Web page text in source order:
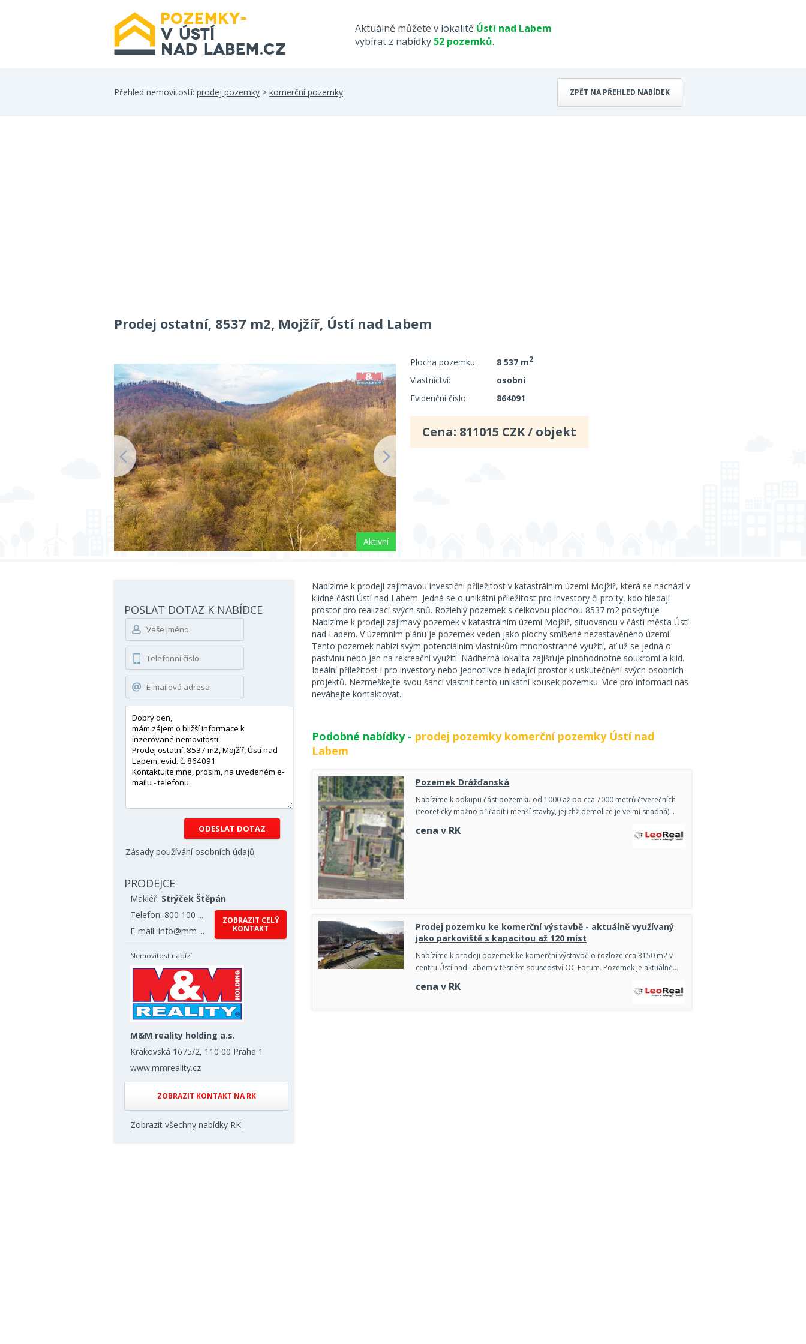
Aktuálně můžete v lokalitě Ústí nad Labem
vybírat z nabídky 52 pozemků.
Přehled nemovitostí: prodej pozemky > komerční pozemky ZPĚT NA PŘEHLED NABÍDEK
Prodej ostatní, 8537 m2, Mojžíř, Ústí nad Labem
Aktivní
Plocha pozemku: 8 537 m2
Vlastnictví:
osobní
Evidenční číslo:
864091
Cena: 811015 CZK / objekt
POSLAT DOTAZ K NABÍDCE
Zásady používání osobních údajů
PRODEJCE
Makléř: Strýček Štěpán
Telefon: 800 100 ...
E-mail: info@mm ...
ZOBRAZIT CELÝ
KONTAKT
Nemovitost nabízí
M&M reality holding a.s.
Krakovská 1675/2, 110 00 Praha 1
www.mmreality.cz
ZOBRAZIT KONTAKT NA RK
Zobrazit všechny nabídky RK
Nabízíme k prodeji zajímavou investiční příležitost v katastrálním území Mojžíř, která se nachází v
klidné části Ústí nad Labem. Jedná se o unikátní příležitost pro investory či pro ty, kdo hledají
prostor pro realizaci svých snů. Rozlehlý pozemek s celkovou plochou 8537 m2 poskytuje
Nabízíme k prodeji zajímavý pozemek v katastrálním území Mojžíř, situovanou v části města Ústí
nad Labem. V územním plánu je pozemek veden jako plochy smíšené nezastavěného území.
Tento pozemek nabízí svým potenciálním vlastníkům mnohostranné využití, ať už se jedná o
pastvinu nebo jen na rekreační využití. Nádherná lokalita zajišťuje plnohodnotné soukromí a klid.
Ideální příležitost i pro investory nebo jednotlivce hledající prostor k uskutečnění svých osobních
projektů. Nezmeškejte svou šanci vlastnit tento unikátní kousek pozemku. Více pro informací nás
neváhejte kontaktovat.
Podobné nabídky - prodej pozemky komerční pozemky Ústí nad
Labem
Pozemek Drážďanská
Nabízíme k odkupu část pozemku od 1000 až po cca 7000 metrů čtverečních
(teoreticky možno přiřadit i menší stavby, jejichž demolice je velmi snadná)…
cena v RK
Prodej pozemku ke komerční výstavbě - aktuálně využívaný
jako parkoviště s kapacitou až 120 míst
Nabízíme k prodeji pozemek ke komerční výstavbě o rozloze cca 3150 m2 v
centru Ústí nad Labem v těsném sousedství OC Forum. Pozemek je aktuálně…
cena v RK